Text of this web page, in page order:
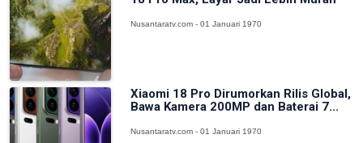
Nusantaratv.com - 01 Januari 1970
Xiaomi 18 Pro Dirumorkan Rilis Global,
Bawa Kamera 200MP dan Baterai 7...
Nusantaratv.com - 01 Januari 1970